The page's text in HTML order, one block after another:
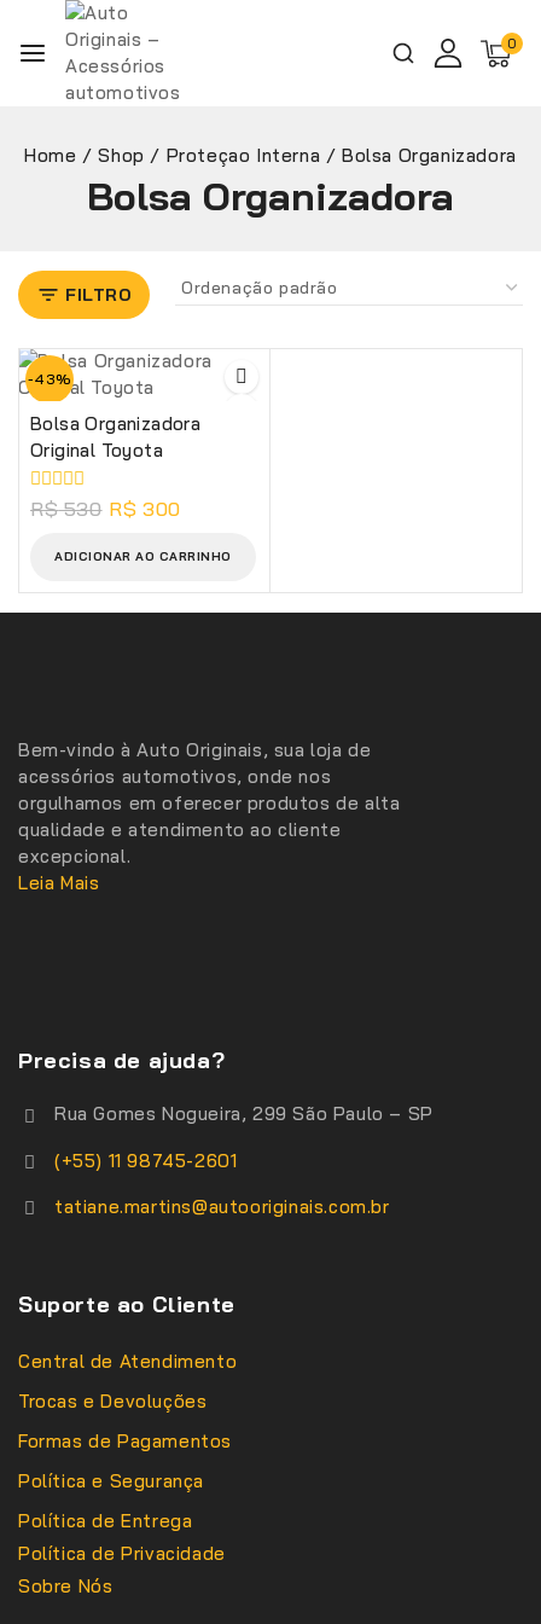
0
Home / Shop / Proteçao Interna / Bolsa Organizadora
Bolsa Organizadora
FILTRO
-43%
Bolsa Organizadora
Original Toyota
0
R$530 R$ 300
ADICIONAR AO CARRINHO
Bem-vindo à Auto Originais, sua loja de
acessórios automotivos, onde nos
orgulhamos em oferecer produtos de alta
qualidade e atendimento ao cliente
excepcional.
Leia Mais
Precisa de ajuda?
Rua Gomes Nogueira, 299 São Paulo – SP
(+55) 11 98745-2601
tatiane.martins@autooriginais.com.br
Suporte ao Cliente
Central de Atendimento
Trocas e Devoluções
Formas de Pagamentos
Política e Segurança
Política de Entrega
Política de Privacidade
Sobre Nós